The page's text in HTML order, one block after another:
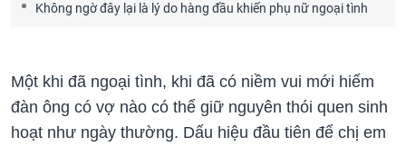
Không ngờ đây lại là lý do hàng đầu khiến phụ nữ ngoại tình
Một khi đã ngoại tình, khi đã có niềm vui mới hiếm
đàn ông có vợ nào có thể giữ nguyên thói quen sinh
hoạt như ngày thường. Dấu hiệu đầu tiên để chị em